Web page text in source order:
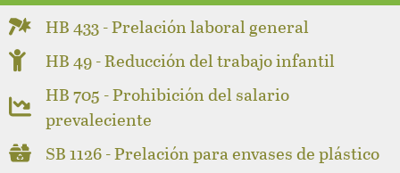
HB 433 - Prelación laboral general
HB 49 - Reducción del trabajo infantil
HB 705 - Prohibición del salario
prevaleciente
SB 1126 - Prelación para envases de plástico